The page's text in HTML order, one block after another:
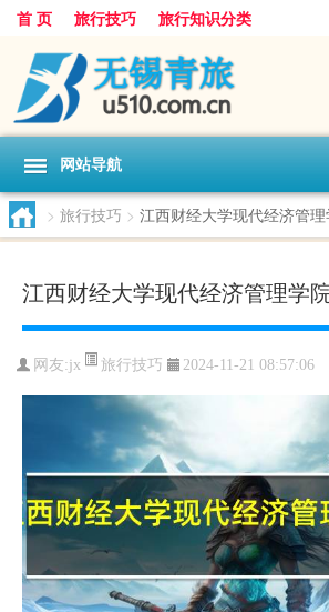
首 页 旅行技巧 旅行知识分类
网站导航
> 旅行技巧 > 江西财经大学现代经济管
江西财经大学现代经济管理学
网友:jx 旅行技巧 2024-11-21 08:57:06